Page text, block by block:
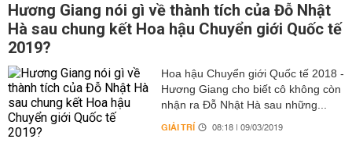
Hương Giang nói gì về thành tích của Đỗ Nhật
Hà sau chung kết Hoa hậu Chuyển giới Quốc tế
2019?
Hoa hậu Chuyển giới Quốc tế 2018 -
Hương Giang cho biết cô không còn
nhận ra Đỗ Nhật Hà sau những...
GIẢI TRÍ 08:18 | 09/03/2019